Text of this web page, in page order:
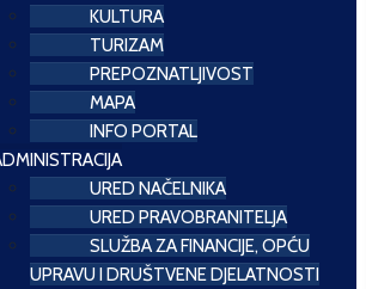
KULTURA
TURIZAM
PREPOZNATLJIVOST
MAPA
INFO PORTAL
URED NAČELNIKA
URED PRAVOBRANITELJA
SLUŽBA ZA FINANCIJE, OPĆU
UPRAVU I DRUŠTVENE DJELATNOSTI